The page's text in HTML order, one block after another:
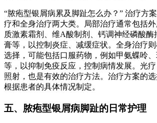
“脓疱型银屑病累及脚趾怎么办？” 治疗方
疗和全身治疗两大类。局部治疗通常包括
质激素霜剂、维A酸制剂、钙调神经磷酸酶
膏等，以控制炎症、减缓症状。全身治疗
选择，可能包括口服药物，例如甲氨蝶呤
等，以抑制免疫反应，控制病情发展。光
照射，也是有效的治疗方法。治疗方案的
根据患者的具体情况制定。
五、脓疱型银屑病脚趾的日常护理